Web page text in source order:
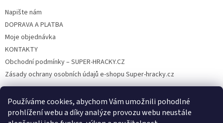
Používáme cookies, abychom Vám umožnili pohodlné
prohlížení webu a díky analýze provozu webu neustále
Napište nám
DOPRAVA A PLATBA
Moje objednávka
KONTAKTY
Obchodní podmínky – SUPER-HRACKY.CZ
Zásady ochrany osobních údajů e-shopu Super-hracky.cz
Instagram